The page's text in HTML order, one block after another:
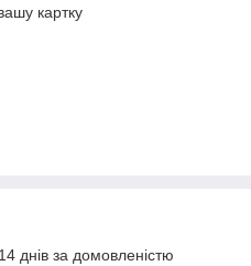
картку
днів за домовленістю